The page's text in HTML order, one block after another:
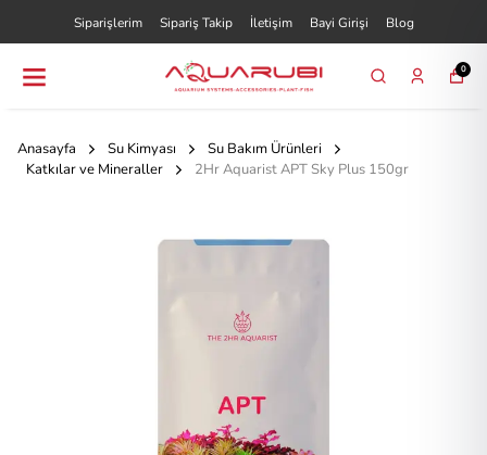
Siparişlerim Sipariş Takip İletişim Bayi Girişi Blog
0
Anasayfa Su Kimyası
Su Bakım Ürünleri
Katkılar ve Mineraller
2Hr Aquarist APT Sky Plus 150gr